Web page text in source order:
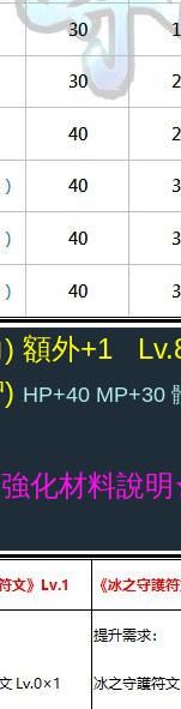
) 額外+1
HP+40 MP+30
化材料說